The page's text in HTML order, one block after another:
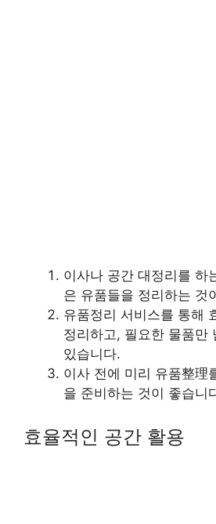
이사나 공간 대정리를 하
은 유품들을 정리하는 것
유품정리 서비스를 통해
정리하고, 필요한 물품만
있습니다.
이사 전에 미리 유품整理
을 준비하는 것이 좋습니
효율적인 공간 활용